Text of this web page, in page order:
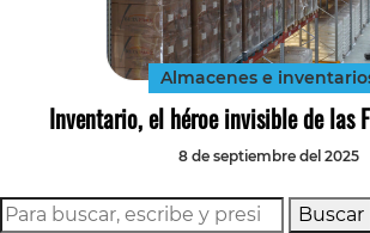
Almacenes e
Inventario, el héroe invisible de las
8 de septiembre del 2025
Buscar